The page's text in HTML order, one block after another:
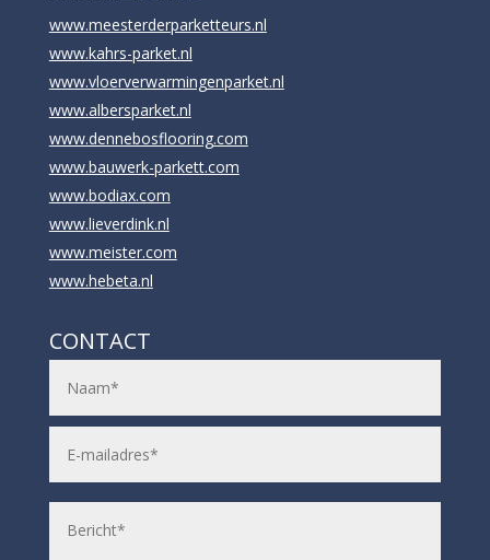
www.meesterderparketteurs.nl
www.kahrs-parket.nl
www.vloerverwarmingenparket.nl
www.albersparket.nl
www.dennebosflooring.com
www.bauwerk-parkett.com
www.bodiax.com
www.lieverdink.nl
www.meister.com
www.hebeta.nl
CONTACT
N
m
E
a
i